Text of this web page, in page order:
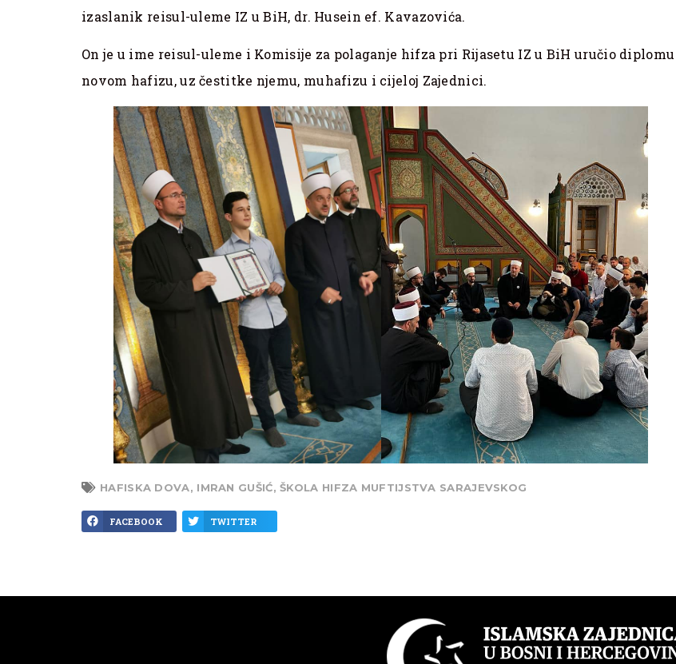
izaslanik reisul-uleme IZ u BiH, dr. Husein ef. Kavazovića.
On je u ime reisul-uleme i Komisije za polaganje hifza pri Rijasetu IZ u BiH uručio diplomu
novom hafizu, uz čestitke njemu, muhafizu i cijeloj Zajednici.
HAFISKA DOVA, IMRAN GUŠIĆ,ŠKOLA HIFZA MUFTIJSTVA SARAJEVSKOG
FACEBOOK TWITTER